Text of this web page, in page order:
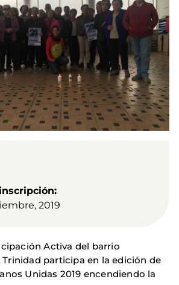
2019
Activa del barrio
participa en la edición de
Unidas 2019 encendiendo la